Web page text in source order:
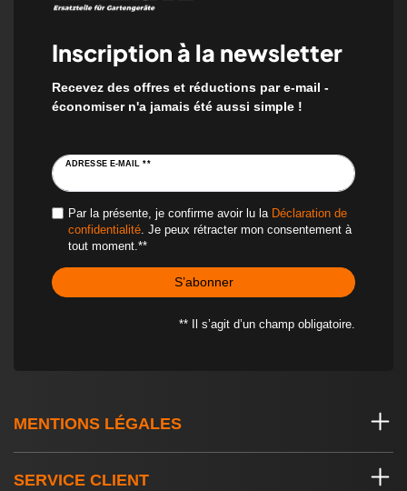
Inscription à la newsletter
Recevez des offres et réductions par e-mail -
économiser n'a jamais été aussi simple !
ADRESSE E-MAIL **
Par la présente, je confirme avoir lu la Déclaration de
confidentialité. Je peux rétracter mon consentement à
tout moment.**
S’abonner
** Il s’agit d’un champ obligatoire.
MENTIONS LÉGALES
SERVICE CLIENT